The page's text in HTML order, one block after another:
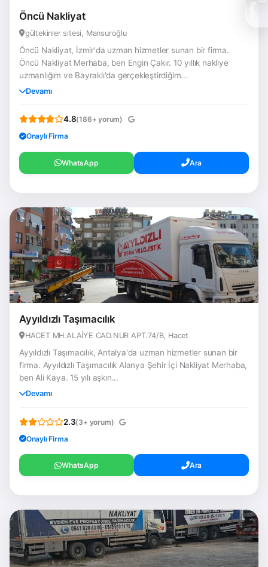
Öncü Nakliyat
gültekinler sitesi, Mansuroğlu
Öncü Nakliyat, İzmir'da uzman hizmetler sunan bir firma.
Öncü Nakliyat Merhaba, ben Engin Çakır. 10 yıllık nakliye
uzmanlığım ve Bayraklı'da gerçekleştirdiğim...
Devamı
4.8(186+ yorum)
Onaylı Firma
WhatsApp Ara
Ayyıldızlı Taşımacılık
HACET MH.ALAİYE CAD.NUR APT.74/B, Hacet
Ayyıldızlı Taşımacılık, Antalya'da uzman hizmetler sunan bir
firma. Ayyıldızlı Taşımacılık Alanya Şehir İçi Nakliyat Merhaba,
ben Ali Kaya. 15 yılı aşkın...
Devamı
2.3(3+ yorum)
Onaylı Firma
WhatsApp Ara